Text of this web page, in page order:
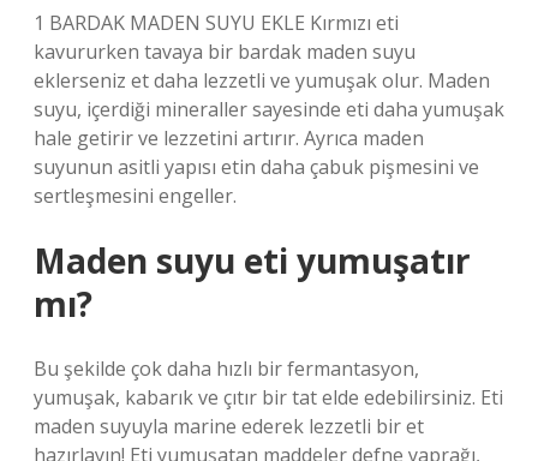
1 BARDAK MADEN SUYU EKLE Kırmızı eti
kavururken tavaya bir bardak maden suyu
eklerseniz et daha lezzetli ve yumuşak olur. Maden
suyu, içerdiği mineraller sayesinde eti daha yumuşak
hale getirir ve lezzetini artırır. Ayrıca maden
suyunun asitli yapısı etin daha çabuk pişmesini ve
sertleşmesini engeller.
Maden suyu eti yumuşatır
mı?
Bu şekilde çok daha hızlı bir fermantasyon,
yumuşak, kabarık ve çıtır bir tat elde edebilirsiniz. Eti
maden suyuyla marine ederek lezzetli bir et
hazırlayın! Eti yumuşatan maddeler defne yaprağı,